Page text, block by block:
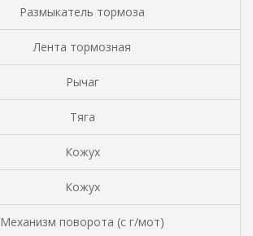
Размыкатель тормоза
Лента тормозная
Рычаг
Тяга
Кожух
Кожух
Механизм поворота (с г/мот)